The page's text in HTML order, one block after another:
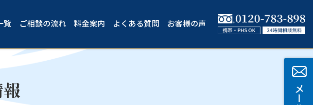
覧 ご相談の流れ 料金案内 よくある質問 お客様の声